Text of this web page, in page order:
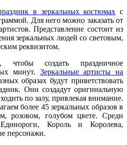
в зеркальных костюмах с
Для него можно заказать от
Представление состоит из
зеркальных людей со световым,
реквизитом.
чтобы создать праздничное
минут. Зеркальные артисты на
образах будут приветствовать
Они создадут оригинальную
по залу, привлекая внимание.
более 45 зеркальных образов в
розовом, голубом цвете. Среди
Король и Королева,
персонажи.